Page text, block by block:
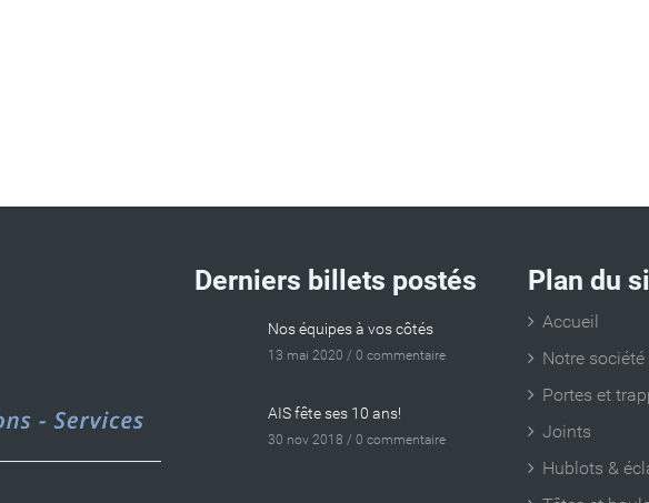
Derniers billets postés
Nos équipes à vos côtés
13 mai 2020 / 0 commentaire
AIS fête ses 10 ans!
30 nov 2018 / 0 commentaire
Plan du
Accueil
Notre société
Portes et
Joints
Hublots &